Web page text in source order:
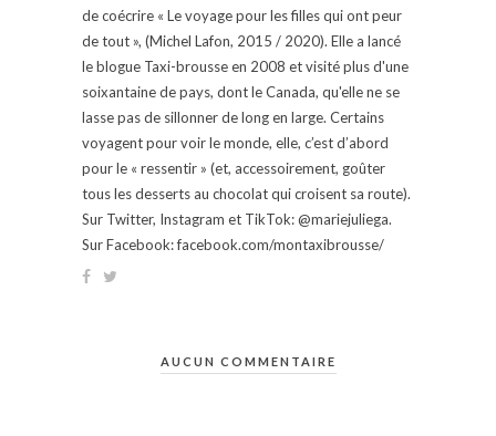
de coécrire « Le voyage pour les filles qui ont peur
de tout », (Michel Lafon, 2015 / 2020). Elle a lancé
le blogue Taxi-brousse en 2008 et visité plus d'une
soixantaine de pays, dont le Canada, qu'elle ne se
lasse pas de sillonner de long en large. Certains
voyagent pour voir le monde, elle, c’est d’abord
pour le « ressentir » (et, accessoirement, goûter
tous les desserts au chocolat qui croisent sa route).
Sur Twitter, Instagram et TikTok: @mariejuliega.
Sur Facebook: facebook.com/montaxibrousse/
AUCUN COMMENTAIRE